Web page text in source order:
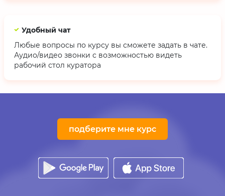
Удобный чат
Любые вопросы по курсу вы сможете задать в чате.
Аудио/видео звонки с возможностью видеть
рабочий стол куратора
подберите мне курс